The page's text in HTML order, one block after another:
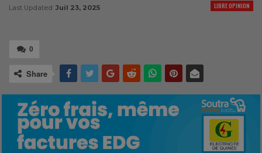
LIBRE OPINION
Last Updated Juil 23, 2025
0
Share